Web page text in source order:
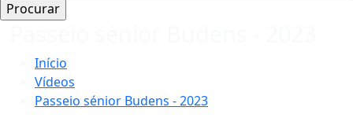
Início
Vídeos
Passeio sénior Budens - 2023